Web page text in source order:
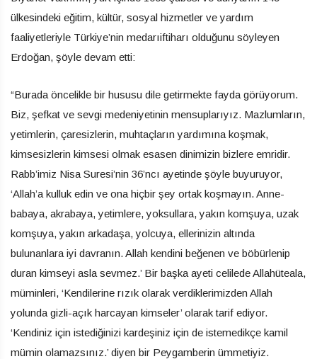
ülkesindeki eğitim, kültür, sosyal hizmetler ve yardım
faaliyetleriyle Türkiye’nin medarıiftiharı olduğunu söyleyen
Erdoğan, şöyle devam etti:
“Burada öncelikle bir hususu dile getirmekte fayda görüyorum.
Biz, şefkat ve sevgi medeniyetinin mensuplarıyız. Mazlumların,
yetimlerin, çaresizlerin, muhtaçların yardımına koşmak,
kimsesizlerin kimsesi olmak esasen dinimizin bizlere emridir.
Rabb’imiz Nisa Suresi’nin 36’ncı ayetinde şöyle buyuruyor,
‘Allah’a kulluk edin ve ona hiçbir şey ortak koşmayın. Anne-
babaya, akrabaya, yetimlere, yoksullara, yakın komşuya, uzak
komşuya, yakın arkadaşa, yolcuya, ellerinizin altında
bulunanlara iyi davranın. Allah kendini beğenen ve böbürlenip
duran kimseyi asla sevmez.’ Bir başka ayeti celilede Allahüteala,
müminleri, ‘Kendilerine rızık olarak verdiklerimizden Allah
yolunda gizli-açık harcayan kimseler’ olarak tarif ediyor.
‘Kendiniz için istediğinizi kardeşiniz için de istemedikçe kamil
mümin olamazsınız.’ diyen bir Peygamberin ümmetiyiz.